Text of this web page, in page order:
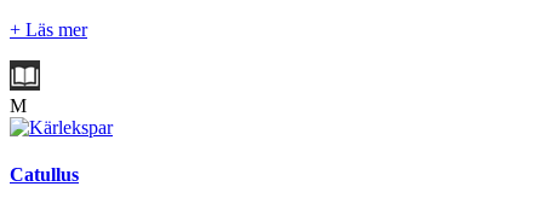
+ Läs mer
M
Catullus